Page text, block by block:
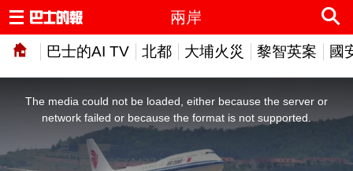
巴士的AI TV 北都 大埔火災 黎智英案 國
兩岸
The media could not be loaded, either because the server or
network failed or because the format is not supported.